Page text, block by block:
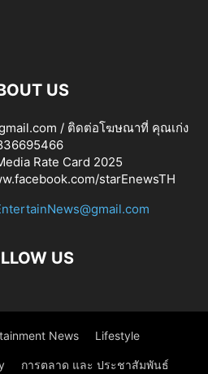
US
/ ติดต่อโฆษณาที่ คุณเก่ง
Rate Card 2025
starEnewsTH
US
News Lifestyle
การตลาด และ ประชาสัมพันธ์